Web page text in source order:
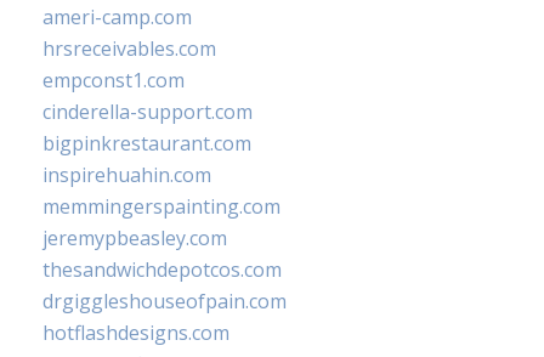
ameri-camp.com
hrsreceivables.com
empconst1.com
cinderella-support.com
bigpinkrestaurant.com
inspirehuahin.com
memmingerspainting.com
jeremypbeasley.com
thesandwichdepotcos.com
drgiggleshouseofpain.com
hotflashdesigns.com